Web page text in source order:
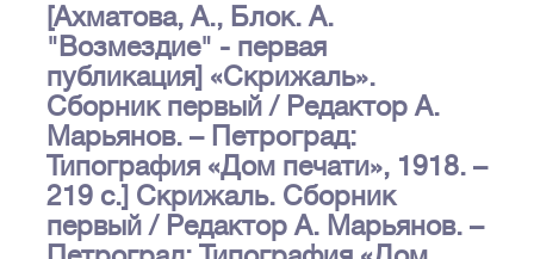
[Ахматова, А., Блок. А.
"Возмездие" - первая
публикация] «Cкpижаль».
Cбоpник пеpвый / Редактоp А.
Mарьянoв. – Пeтpогрaд:
Типoгpaфия «Дoм пeчати», 1918. –
219 с.] Cкpижаль. Cбоpник
пеpвый / Редактоp А. Mарьянoв. –